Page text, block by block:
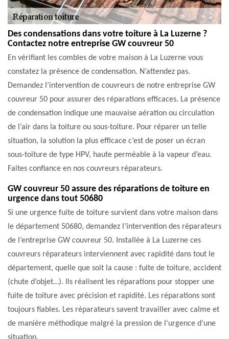
Des condensations dans votre toiture à La Luzerne ?
Contactez notre entreprise GW couvreur 50
En vérifiant les combles de votre maison à La Luzerne vous
constatez la présence de condensation. N’attendez pas.
Demandez l’intervention de couvreurs de notre entreprise GW
couvreur 50 pour assurer des réparations efficaces. La présence
de condensation indique une mauvaise aération ou circulation
de l’air dans la toiture ou sous-toiture. Pour réparer un telle
situation, la solution la plus efficace c’est de poser un écran
sous-toiture de type HPV, haute perméable à la vapeur d’eau.
Faites confiance en nos couvreurs réparateurs.
GW couvreur 50 assure des réparations de toiture en
urgence dans tout 50680
Si une urgence fuite de toiture survient dans votre maison dans
le département 50680, demandez l’intervention des réparateurs
de l’entreprise GW couvreur 50. Installée à La Luzerne ces
couvreurs réparateurs interviennent avec rapidité dans tout le
département, quelle que soit la cause : fuite de toiture, accident
(chute d’objet…). Ils réalisent les réparations pour stopper une
fuite de toiture avec précision et rapidité. Les réparations sont
toujours fiables. Les réparateurs savent travailler avec calme et
de manière méthodique malgré la pression de l’urgence d’une